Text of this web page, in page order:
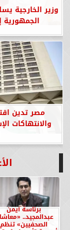
وزير الخارجية
الجمهورية
مصر تدين
والانتهاكات
برئاسة أيمن
عبدالمجيد..
الصحفيين» تنظم